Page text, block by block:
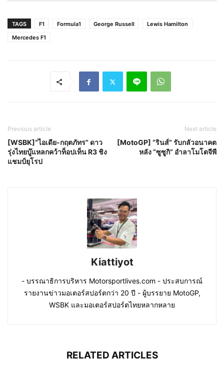
TAGS F1 Formula1 George Russell
Lewis Hamilton
Mercedes F1
Previous article
[WSBK]“ไอเดีย-กฤตภัทร” ดาว
รุ่งไทยบู๊แหลกคว้าท็อปเท็น R3 ชิง
แชมป์ยุโรป
Next article
[MotoGP] “รินส์” รับกลัวอนาคต
หลัง “ซูซูกิ” อำลาโมโตจีพี
Kiattiyot
- บรรณาธิการบริหาร Motorsportlives.com - ประสบการณ์
รายงานข่าวมอเตอร์สปอร์ตกว่า 20 ปี - ผู้บรรยาย MotoGP,
WSBK และมอเตอร์สปอร์ตไทยหลากหลาย
RELATED ARTICLES